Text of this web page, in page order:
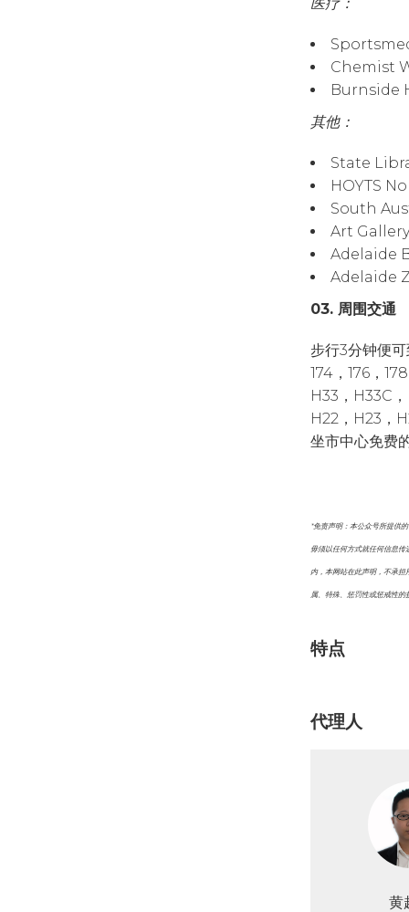
Chemist
Burnside
其他：
State
HOYTS
South
Art
Adelaide
Adelaide
03. 周围交通
步行3分钟便
174，176，
H33，H33C
H22，H23，
坐市中心免费
*免责声明：本公众号所提供
毋须以任何方式就任何信息
内，本网站在此声明，不承担
属、特殊、惩罚性或惩戒性的
特点
代理人
黄